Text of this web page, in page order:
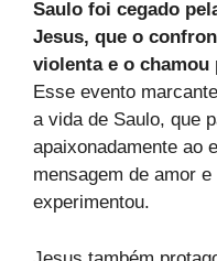
Saulo foi cegado
Jesus, que o
violenta e o chamou
Esse evento
a vida de Saulo, que
apaixonadamente ao
mensagem de amor
experimentou.